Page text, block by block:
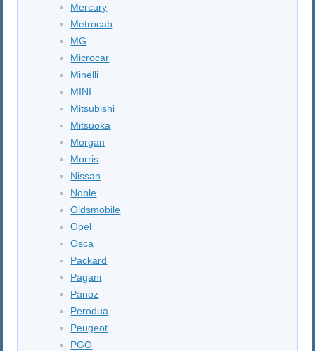
Mercury
Metrocab
MG
Microcar
Minelli
MINI
Mitsubishi
Mitsuoka
Morgan
Morris
Nissan
Noble
Oldsmobile
Opel
Osca
Packard
Pagani
Panoz
Perodua
Peugeot
PGO